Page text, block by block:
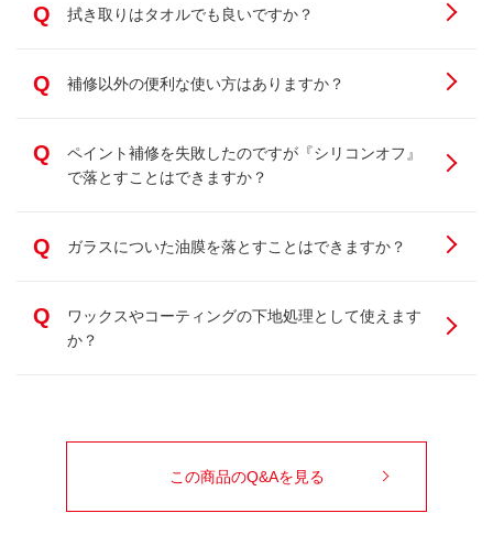
Q 拭き取りはタオルでも良いですか？
Q 補修以外の便利な使い方はありますか？
Q
ペイント補修を失敗したのですが『シリコンオフ』
で落とすことはできますか？
Q ガラスについた油膜を落とすことはできますか？
Q
ワックスやコーティングの下地処理として使えます
か？
この商品のQ&Aを見る